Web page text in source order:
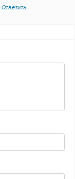
Ответить